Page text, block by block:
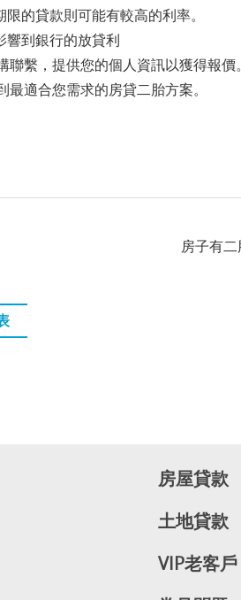
的貸款則可能有較高的利率。
響到銀行的放貸利
繫，提供您的個人資訊以獲得報
適合您需求的房貸二胎方案。
房子有二
房屋貸款
土地貸款
VIP老客戶